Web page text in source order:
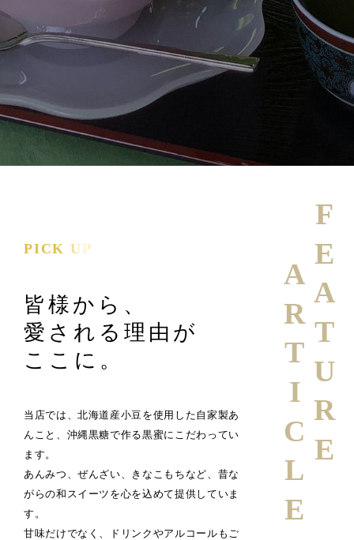
PICK UP
皆様から、
愛される理由が
ここに。
当店では、北海道産小豆を使用した自家製あ
んこと、沖縄黒糖で作る黒蜜にこだわってい
ます。
あんみつ、ぜんざい、きなこもちなど、昔な
がらの和スイーツを心を込めて提供していま
す。
甘味だけでなく、ドリンクやアルコールもご
FEATURE
ARTICLE